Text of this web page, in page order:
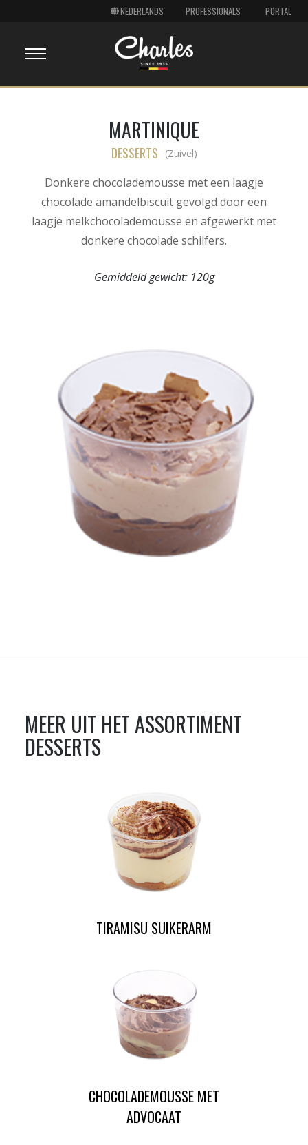
PROFESSIONALS PORTAL
MARTINIQUE
DESSERTS—(Zuivel)
Donkere chocolademousse met een laagje
chocolade amandelbiscuit gevolgd door een
laagje melkchocolademousse en afgewerkt met
donkere chocolade schilfers.
Gemiddeld gewicht: 120g
MEER UIT HET ASSORTIMENT
DESSERTS
TIRAMISU SUIKERARM
CHOCOLADEMOUSSE MET
ADVOCAAT